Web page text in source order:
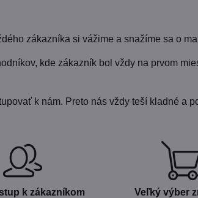
zákazníka si vážime a snažíme sa o
kde zákazník bol vždy na prvom
k nám. Preto nás vždy teší kladné a
k zákazníkom Veľký výber